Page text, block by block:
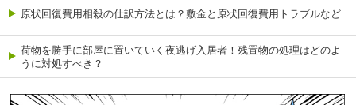
原状回復費用相殺の仕訳方法とは？敷金と原状回復費用トラブルなど
荷物を勝手に部屋に置いていく夜逃げ入居者！残置物の処理はどのよ
うに対処すべき？